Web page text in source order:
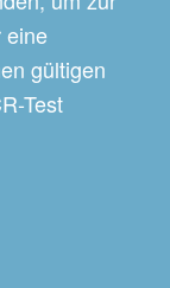
eine
gültigen
Test